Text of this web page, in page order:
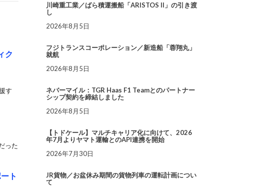
ク
す
った
ト
川崎重工業／ばら積運搬船「ARISTOS II」の引き渡
し
2026年8月5日
フジトランスコーポレーション／新造船「蓉翔丸」
就航
2026年8月5日
ネバーマイル：TGR Haas F1 Teamとのパートナー
シップ契約を締結しました
2026年8月5日
【トドケール】マルチキャリア化に向けて、2026
年7月よりヤマト運輸とのAPI連携を開始
2026年7月30日
JR貨物／お盆休み期間の貨物列車の運転計画につい
て